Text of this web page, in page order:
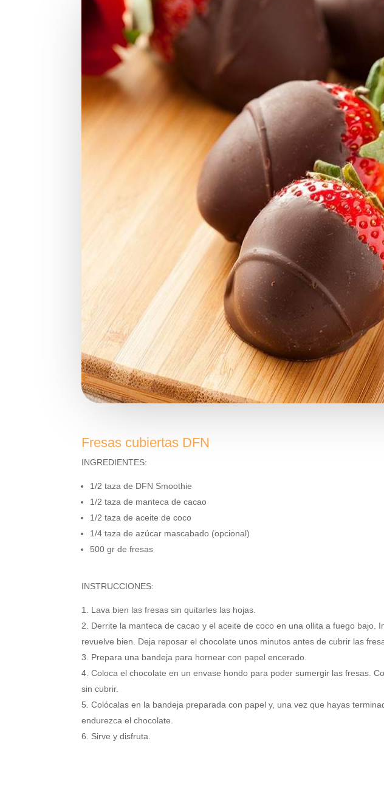
Fresas cubiertas DFN
INGREDIENTES:
1/2 taza de DFN Smoothie
1/2 taza de manteca de cacao
1/2 taza de aceite de coco
1/4 taza de azúcar mascabado (opcional)
500 gr de fresas
INSTRUCCIONES:
Lava bien las fresas sin quitarles las hojas.
Derrite la manteca de cacao y el aceite de coco en una ollita a fuego
revuelve bien. Deja reposar el chocolate unos minutos antes de cubrir las
Prepara una bandeja para hornear con papel encerado.
Coloca el chocolate en un envase hondo para poder sumergir las fresas.
sin cubrir.
Colócalas en la bandeja preparada con papel y, una vez que hayas
endurezca el chocolate.
Sirve y disfruta.